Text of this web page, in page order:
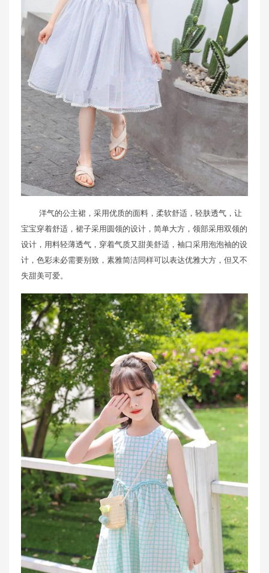
洋气的公主裙，采用优质的面料，柔软舒适，轻肤透气，让
宝宝穿着舒适，裙子采用圆领的设计，简单大方，领部采用双领的
设计，用料轻薄透气，穿着气质又甜美舒适，袖口采用泡泡袖的设
计，色彩未必需要别致，素雅简洁同样可以表达优雅大方，但又不
失甜美可爱。